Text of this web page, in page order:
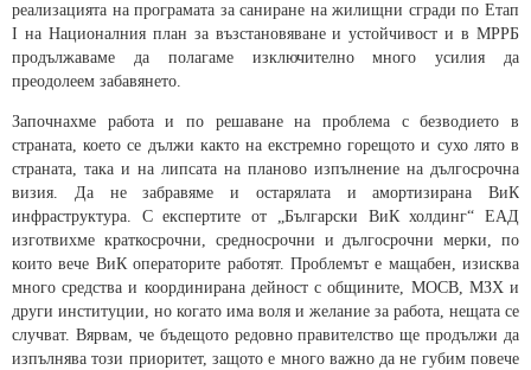
реализацията на програмата за саниране на жилищни сгради по Етап
I на Националния план за възстановяване и устойчивост и в МРРБ
продължаваме да полагаме изключително много усилия да
преодолеем забавянето.
Започнахме работа и по решаване на проблема с безводието в
страната, което се дължи както на екстремно горещото и сухо лято в
страната, така и на липсата на планово изпълнение на дългосрочна
визия. Да не забравяме и остарялата и амортизирана ВиК
инфраструктура. С експертите от „Български ВиК холдинг“ ЕАД
изготвихме краткосрочни, средносрочни и дългосрочни мерки, по
които вече ВиК операторите работят. Проблемът е мащабен, изисква
много средства и координирана дейност с общините, МОСВ, МЗХ и
други институции, но когато има воля и желание за работа, нещата се
случват. Вярвам, че бъдещото редовно правителство ще продължи да
изпълнява този приоритет, защото е много важно да не губим повече